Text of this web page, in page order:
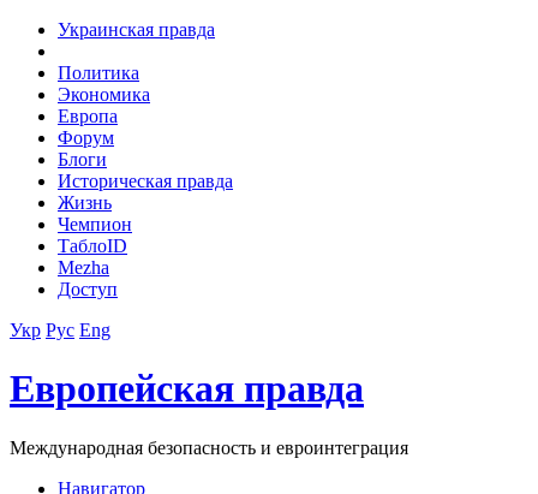
Украинская правда
Политика
Экономика
Европа
Форум
Блоги
Историческая правда
Жизнь
Чемпион
ТаблоID
Mezha
Доступ
Укр Рус Eng
Европейская правда
Международная безопасность и евроинтеграция
Навигатор